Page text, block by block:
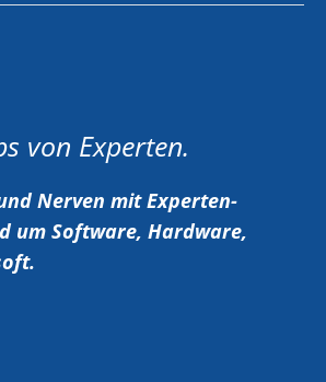
von Experten.
Nerven mit Experten-
um Software, Hardware,